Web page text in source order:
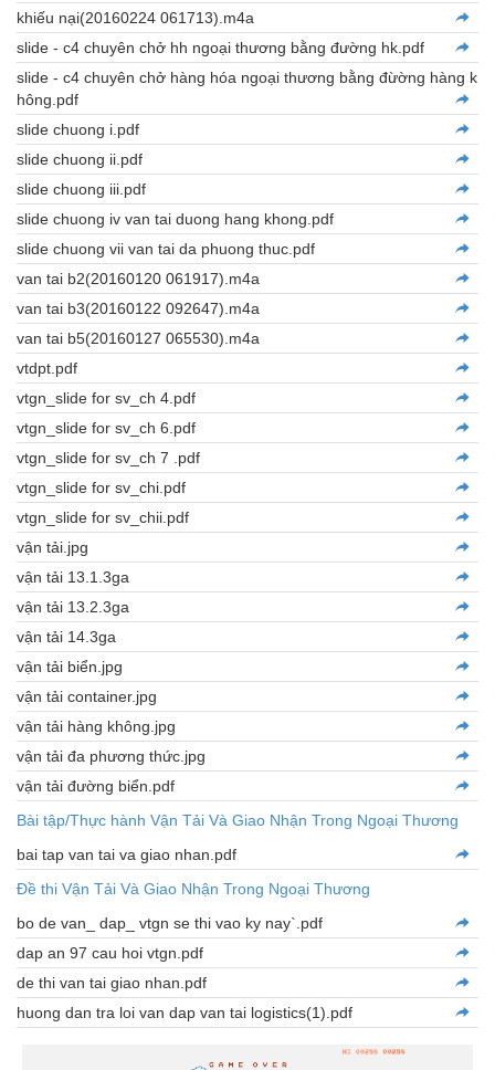
khiếu nại(20160224 061713).m4a
slide - c4 chuyên chở hh ngoại thương bằng đường hk.pdf
slide - c4 chuyên chở hàng hóa ngoại thương bằng đừờng hàng k
hông.pdf
slide chuong i.pdf
slide chuong ii.pdf
slide chuong iii.pdf
slide chuong iv van tai duong hang khong.pdf
slide chuong vii van tai da phuong thuc.pdf
van tai b2(20160120 061917).m4a
van tai b3(20160122 092647).m4a
van tai b5(20160127 065530).m4a
vtdpt.pdf
vtgn_slide for sv_ch 4.pdf
vtgn_slide for sv_ch 6.pdf
vtgn_slide for sv_ch 7 .pdf
vtgn_slide for sv_chi.pdf
vtgn_slide for sv_chii.pdf
vận tải.jpg
vận tải 13.1.3ga
vận tải 13.2.3ga
vận tải 14.3ga
vận tải biển.jpg
vận tải container.jpg
vận tải hàng không.jpg
vận tải đa phương thức.jpg
vận tải đường biển.pdf
Bài tập/Thực hành Vận Tải Và Giao Nhận Trong Ngoại Thương
bai tap van tai va giao nhan.pdf
Đề thi Vận Tải Và Giao Nhận Trong Ngoại Thương
bo de van_ dap_ vtgn se thi vao ky nay`.pdf
dap an 97 cau hoi vtgn.pdf
de thi van tai giao nhan.pdf
huong dan tra loi van dap van tai logistics(1).pdf